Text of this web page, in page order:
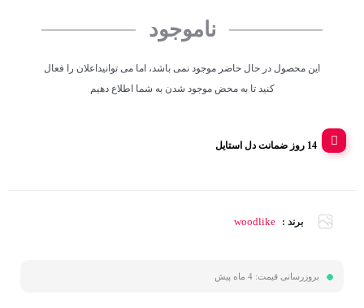
ناموجود
این محصول در حال حاضر موجود نمی باشد، اما می توانیداعلان را فعال
کنید تا به محض موجود شدن به شما اطلاع دهیم
14 روز ضمانت دل استایل
برند : woodlike
بروزرسانی قیمت: 4 ماه پیش